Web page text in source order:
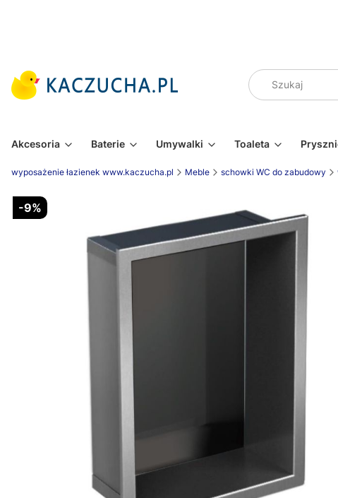
Akcesoria Baterie Umywalki Toaleta
wyposażenie łazienek www.kaczucha.pl Meble schowki WC do zabudowy
-9%